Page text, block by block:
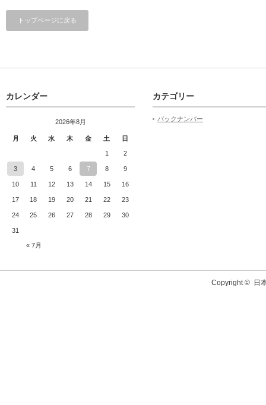
トップページに戻る
カレンダー
2026年8月
月 火 水 木 金 土 日
« 7月
1 2
3 4 5 6 7 8 9
10 11 12 13 14 15 16
17 18 19 20 21 22 23
24 25 26 27 28 29 30
31
カテゴリー
バックナンバー
Copyright © 日